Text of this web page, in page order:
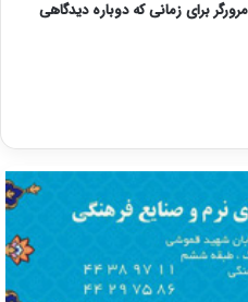
برای زمانی که دوباره دیدگاهی